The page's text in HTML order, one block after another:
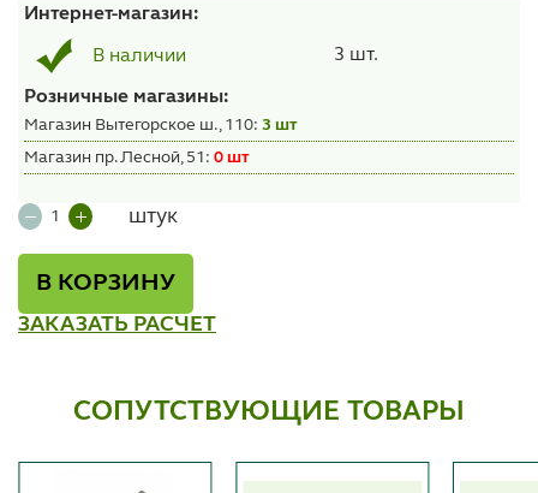
Интернет-магазин:
В наличии 3 шт.
Розничные магазины:
Магазин Вытегорское ш., 110: 3 шт
Магазин пр. Лесной, 51: 0 шт
штук
В КОРЗИНУ
ЗАКАЗАТЬ РАСЧЕТ
СОПУТСТВУЮЩИЕ ТОВАРЫ